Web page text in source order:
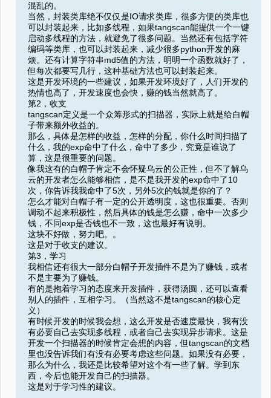
混乱的。
当然，封装类库绝不仅仅是IO请求类库，很多方便的类库也
可以封装起来，比如多线程，如果tangscan能提供一个一键
启动多线程的方法，就避免了很多问题。当然还有包括字符
编码等类库，也可以封装起来，减少很多python开发的麻
烦。还有计算字符串md5值的方法，明明一个函数就好了，
但每次都要写几行，这种基础方法也可以封装起来。
这是开发环境的一些建议，如果开发环境好了，人们开发的
热情也高了，开发速度也会快，赚的钱当然就高了。
第2，收支
tangscan定义是一个众筹形式的扫描器，实际上就是给白帽
子带来额外收益的。
那么，具体是怎样的收益，怎样的分配，你什么时间扫描了
什么，我的exp命中了什么，命中了多少，究竟是谁说了
算，这是很重要的问题。
像我这有的白帽子肯定不会怀疑乌云的公正性，但不了解乌
云的开发者怎么能够相信，是不是我开发的exp命中了10
次，你告诉我我命中了5次，另外5次的钱就是你的了？
怎么才能对白帽子有一定的公开透明度，这也很重要。否则
调动不起来积极性，然后具体的钱是怎么赚，命中一次多少
钱，不同exp是否钱也不一致，这也最好有说明。
这块不好做，努力吧。。
这是对于收支的建议。
第3，学习
我相信还有很大一部分白帽子开发插件不是为了赚钱，或者
不是主要为了赚钱。
有的是抱着学习的态度来开发插件，获得汤圆，还可以查看
别人的插件，互相学习。（当然这不是tangscan的核心定
义）
有时候开发的时候我会想，这么开发是否速度最快，我有没
有必要自己去实现多线程，或者自己去实现异步请求。这是
开发一个扫描器的时候肯定会想的内容，但tangscan的文档
里也没告诉我们有没有必要考虑这些问题。如果没有必要，
那么为什么，我还是比较希望对这个有一些了解。学到东
西，今后也能开发自己的扫描器。
这是对于学习性的建议。